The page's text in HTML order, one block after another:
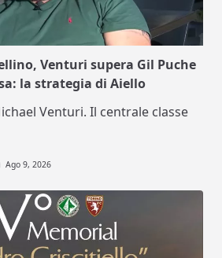
Venturi supera Gil Puche
la strategia di Aiello
Venturi. Il centrale classe
Ago 9, 2026